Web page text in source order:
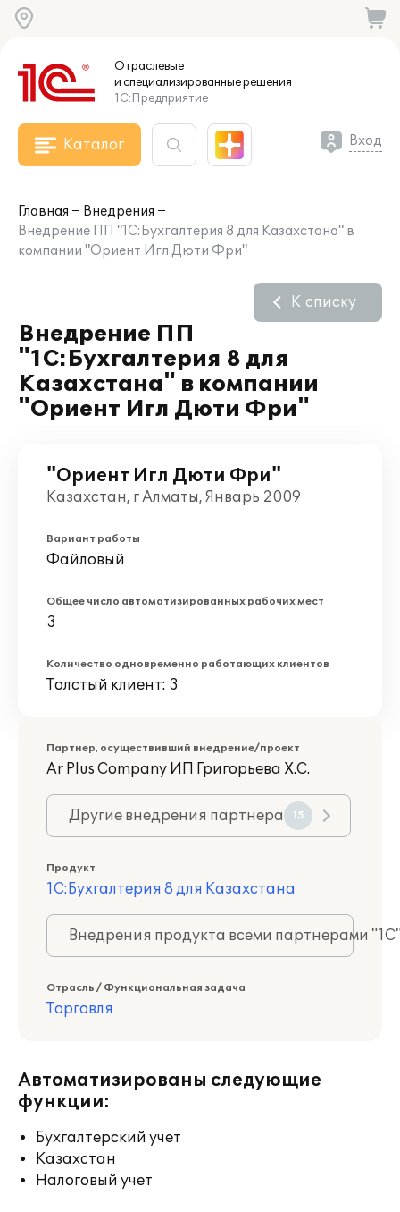
Отраслевые
и специализированныерешения
1С:Предприятие
Каталог Вход
Главная
Внедрения
Внедрение ПП "1С:Бухгалтерия 8 для Казахстана" в
компании "Ориент Игл Дюти Фри"
Внедрение ПП
"1С:Бухгалтерия 8 для
Казахстана" в компании
"Ориент Игл Дюти Фри"
К списку
"Ориент Игл Дюти Фри"
Казахстан, г Алматы, Январь 2009
Вариант работы
Файловый
Общее число автоматизированных рабочих мест
3
Количество одновременно работающих клиентов
Толстый клиент: 3
Партнер, осуществивший внедрение/проект
Ar Plus Company ИП Григорьева Х.С.
Другие внедрения партнера 15
Продукт
1С:Бухгалтерия 8 для Казахстана
Внедрения продукта всеми партнерами
Отрасль / Функциональная задача
Торговля
Автоматизированы следующие
функции:
Бухгалтерский учет
Казахстан
Налоговый учет